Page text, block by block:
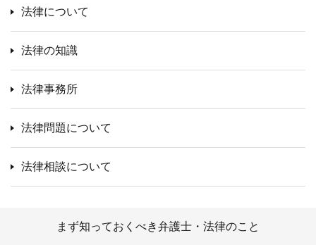
法律について
法律の知識
法律事務所
法律問題について
法律相談について
まず知っておくべき弁護士・法律のこと